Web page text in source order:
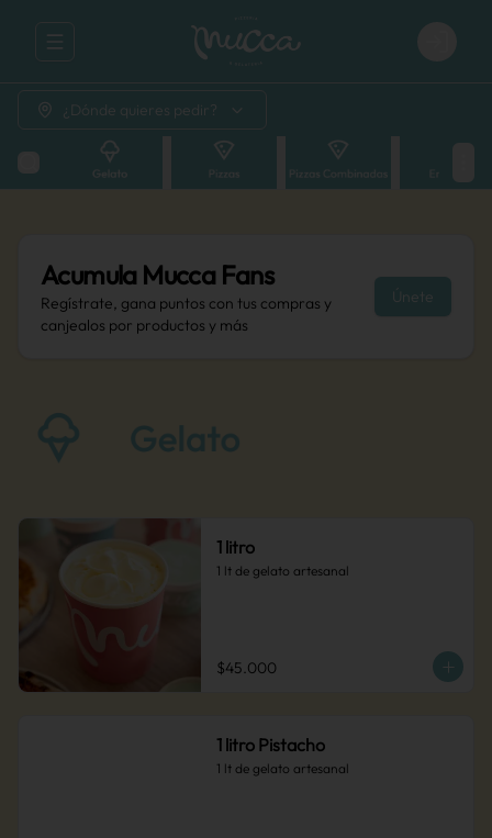
Abrir menu de navegación Login
¿Dónde quieres pedir?
Acumula Mucca Fans
Regístrate, gana puntos con tus compras y
canjealos por productos y más
Únete
1 litro
1 lt de gelato artesanal
$45.000
1 litro Pistacho
1 lt de gelato artesanal